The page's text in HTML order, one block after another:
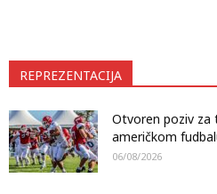
REPREZENTACIJA
Otvoren poziv za
američkom
06/08/2026